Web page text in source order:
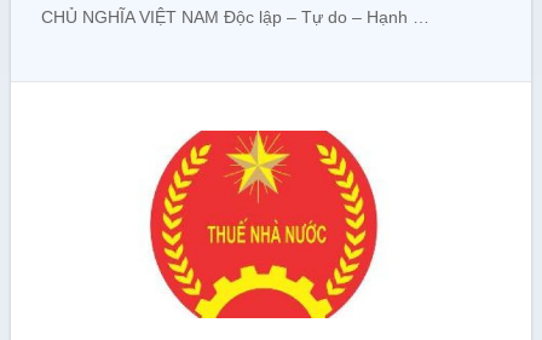
CHỦ NGHĨA VIỆT NAM Độc lập – Tự do – Hạnh …